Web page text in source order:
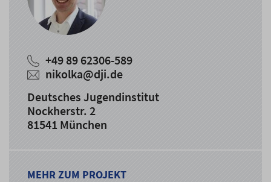
+49 89 62306-589
nikolka@dji.de
Deutsches Jugendinstitut
Nockherstr. 2
81541 München
MEHR ZUM PROJEKT